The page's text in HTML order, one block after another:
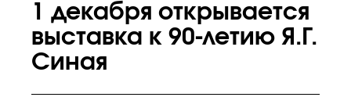
1 декабря открывается
выставка к 90-летию Я.Г.
Синая